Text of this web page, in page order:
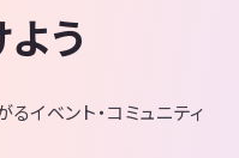
う
イベント・コミュニティ